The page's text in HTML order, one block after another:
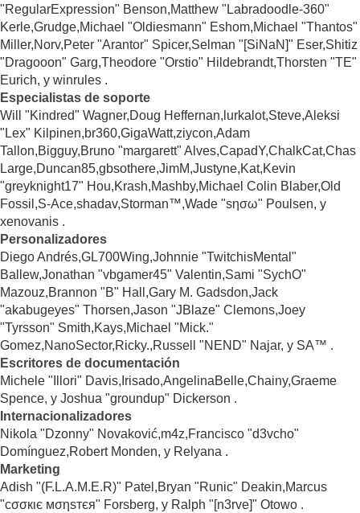
"RegularExpression" Benson,Matthew "Labradoodle-360"
Kerle,Grudge,Michael "Oldiesmann" Eshom,Michael "Thantos"
Miller,Norv,Peter "Arantor" Spicer,Selman "[SiNaN]" Eser,Shitiz
"Dragooon" Garg,Theodore "Orstio" Hildebrandt,Thorsten "TE"
Eurich, y winrules .
Especialistas de soporte
Will "Kindred" Wagner,Doug Heffernan,lurkalot,Steve,Aleksi
"Lex" Kilpinen,br360,GigaWatt,ziycon,Adam
Tallon,Bigguy,Bruno "margarett" Alves,CapadY,ChalkCat,Chas
Large,Duncan85,gbsothere,JimM,Justyne,Kat,Kevin
"greyknight17" Hou,Krash,Mashby,Michael Colin Blaber,Old
Fossil,S-Ace,shadav,Storman™,Wade "sησω" Poulsen, y
xenovanis .
Personalizadores
Diego Andrés,GL700Wing,Johnnie "TwitchisMental"
Ballew,Jonathan "vbgamer45" Valentin,Sami "SychO"
Mazouz,Brannon "B" Hall,Gary M. Gadsdon,Jack
"akabugeyes" Thorsen,Jason "JBlaze" Clemons,Joey
"Tyrsson" Smith,Kays,Michael "Mick."
Gomez,NanoSector,Ricky.,Russell "NEND" Najar, y SA™ .
Escritores de documentación
Michele "Illori" Davis,Irisado,AngelinaBelle,Chainy,Graeme
Spence, y Joshua "groundup" Dickerson .
Internacionalizadores
Nikola "Dzonny" Novaković,m4z,Francisco "d3vcho"
Domínguez,Robert Monden, y Relyana .
Marketing
Adish "(F.L.A.M.E.R)" Patel,Bryan "Runic" Deakin,Marcus
"cσσкιє мσηѕтєя" Forsberg, y Ralph "[n3rve]" Otowo .